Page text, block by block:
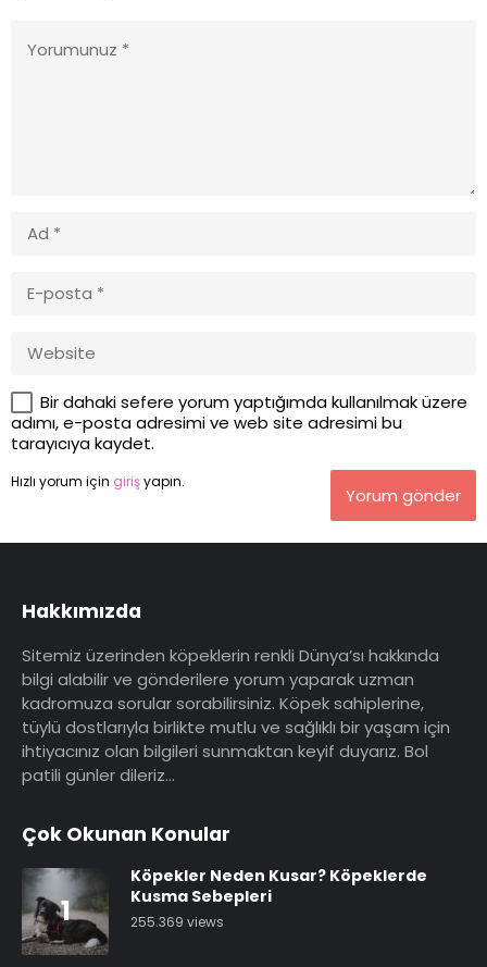
Bir dahaki sefere yorum yaptığımda kullanılmak üzere
adımı, e-posta adresimi ve web site adresimi bu
tarayıcıya kaydet.
Hızlı yorum için girişyapın.
Yorum gönder
Hakkımızda
Sitemiz üzerinden köpeklerin renkli Dünya’sı hakkında
bilgi alabilir ve gönderilere yorum yaparak uzman
kadromuza sorular sorabilirsiniz. Köpek sahiplerine,
tüylü dostlarıyla birlikte mutlu ve sağlıklı bir yaşam için
ihtiyacınız olan bilgileri sunmaktan keyif duyarız. Bol
patili günler dileriz…
Çok Okunan Konular
1
Köpekler Neden Kusar? Köpeklerde
Kusma Sebepleri
255.369 views